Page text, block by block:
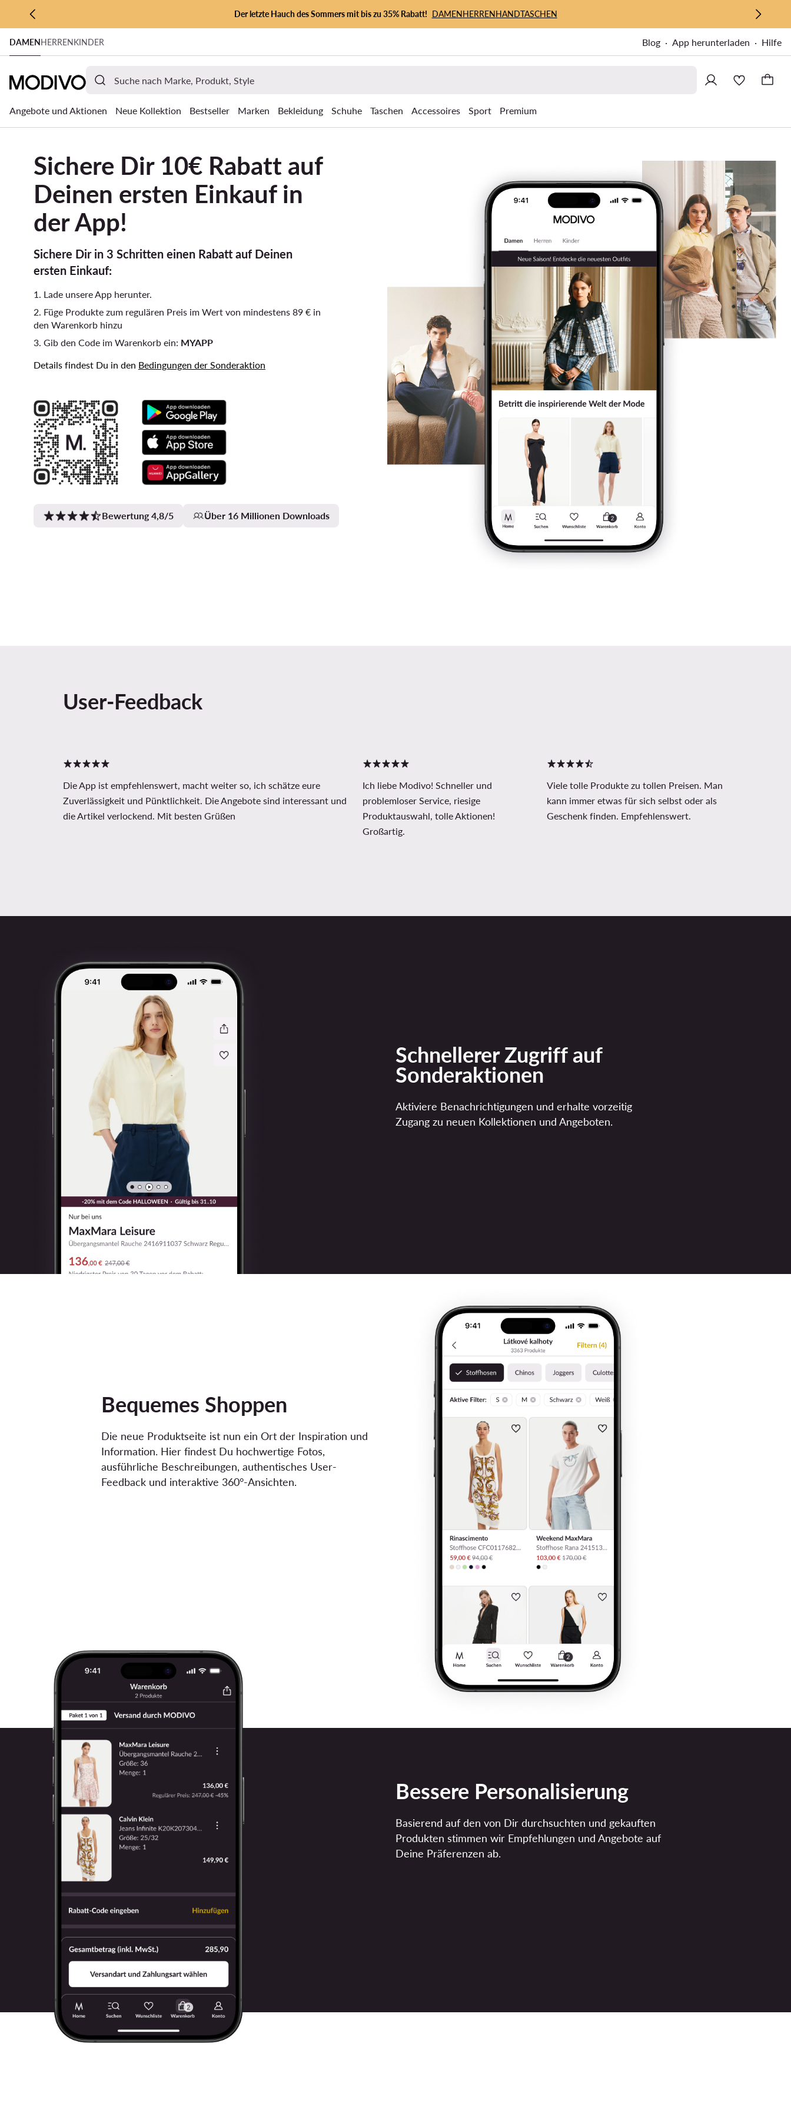
ZUM HAUPTINHALT SPRINGEN
ZUR SUCHE
Der letzte Hauch des Sommers mit bis zu 35% Rabatt! DAMENHERRENHANDTASCHEN
DAMENHERRENKINDER Blog App herunterladen Hilfe
Angebote und Aktionen Neue Kollektion Bestseller Marken Bekleidung Schuhe Taschen Accessoires Sport Premium
Sichere Dir 10€ Rabatt auf
Deinen ersten Einkauf in
der App!
Sichere Dir in 3 Schritten einen Rabatt auf Deinen
ersten Einkauf:
1. Lade unsere App herunter.
2. Füge Produkte zum regulären Preis im Wert von mindestens 89 € in
den Warenkorb hinzu
3. Gib den Code im Warenkorb ein: MYAPP
Details findest Du in den Bedingungen der Sonderaktion
Bewertung 4,8/5 Über 16 Millionen Downloads
User-Feedback
Die App ist empfehlenswert, macht weiter so, ich schätze eure
Zuverlässigkeit und Pünktlichkeit. Die Angebote sind interessant und
die Artikel verlockend. Mit besten Grüßen
Ich liebe Modivo! Schneller und
problemloser Service, riesige
Produktauswahl, tolle Aktionen!
Großartig.
Viele tolle Produkte zu tollen Preisen. Man
kann immer etwas für sich selbst oder als
Geschenk finden. Empfehlenswert.
Schnellerer Zugriff auf
Sonderaktionen
Aktiviere Benachrichtigungen und erhalte vorzeitig
Zugang zu neuen Kollektionen und Angeboten.
Bequemes Shoppen
Die neue Produktseite ist nun ein Ort der Inspiration und
Information. Hier findest Du hochwertige Fotos,
ausführliche Beschreibungen, authentisches User-
Feedback und interaktive 360°-Ansichten.
Bessere Personalisierung
Basierend auf den von Dir durchsuchten und gekauften
Produkten stimmen wir Empfehlungen und Angebote auf
Deine Präferenzen ab.